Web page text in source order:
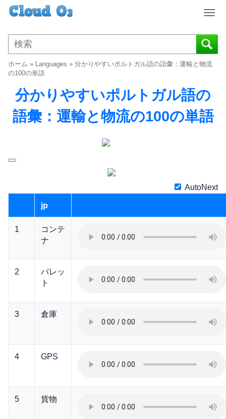
T
g
g
e
a
i
g
ホーム » Languages » 分かりやすいポルトガル語の語彙：運輸と物流
の100の単語
分かりやすいポルトガル語の
語彙：運輸と物流の100の単語
AutoNext
jp
1
コンテ
ナ
2
パレッ
ト
3 倉庫
4 GPS
5 貨物